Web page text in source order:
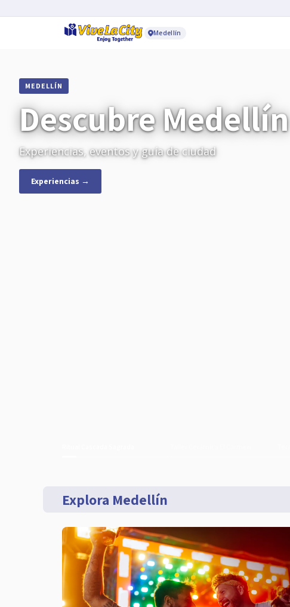
Medellín
MEDELLÍN
Descubre Medellín
Experiencias, eventos y guía de ciudad
Experiencias →
Explora Medellín